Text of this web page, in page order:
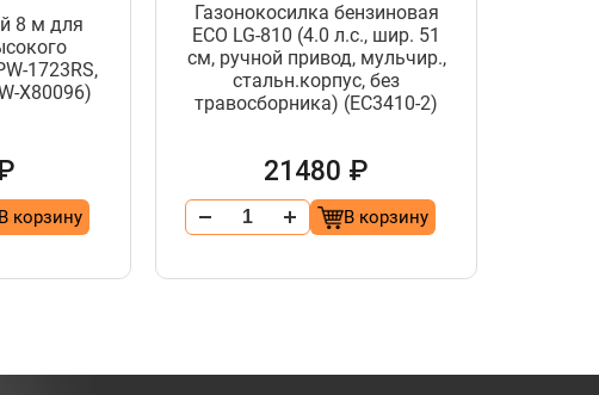
8 м для
1723RS,
X80096)
В корзину
Газонокосилка бензиновая
ECO LG-810 (4.0 л.с., шир. 51
см, ручной привод, мульчир.,
стальн.корпус, без
травосборника) (EC3410-2)
21480 ₽
В корзину